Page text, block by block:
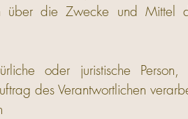
die Zwecke und Mittel
oder juristische
des Verantwortlichen